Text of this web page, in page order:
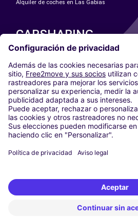
Alquiler de coches en Las Gabias
CARSHARING
NUESTRAS CIUDADES
Paris
Madrid
Washington DC
Milán
Roma
Turín
Viena
Berlín
Düsseldorf